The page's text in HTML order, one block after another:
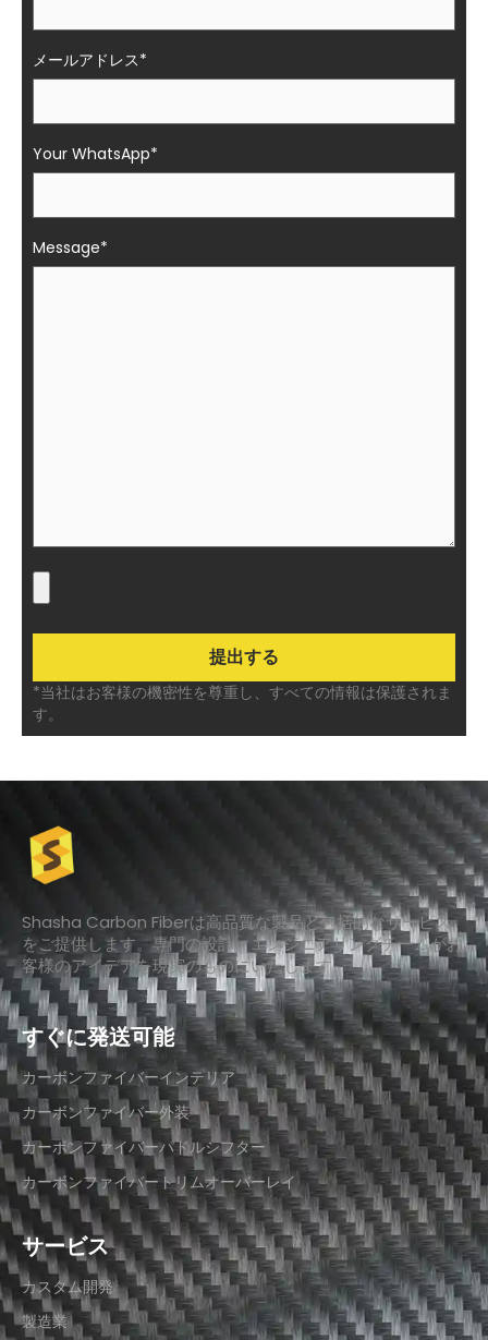
メールアドレス*
Your WhatsApp*
Message*
*当社はお客様の機密性を尊重し、すべての情報は保護されま
す。
Shasha Carbon Fiberは高品質な製品と包括的なサービス
をご提供します。専門の設計・エンジニアリングチームがお
客様のアイデアを現実のものにいたします。
すぐに発送可能
カーボンファイバーインテリア
カーボンファイバー外装
カーボンファイバーパドルシフター
カーボンファイバートリムオーバーレイ
サービス
カスタム開発
製造業